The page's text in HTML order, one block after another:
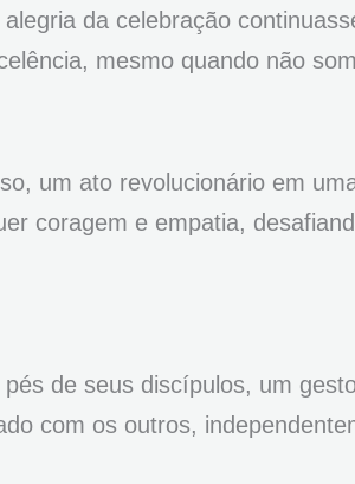
da celebração
mesmo quando não
um ato revolucionário em
coragem e empatia,
de seus discípulos, um
com os outros,